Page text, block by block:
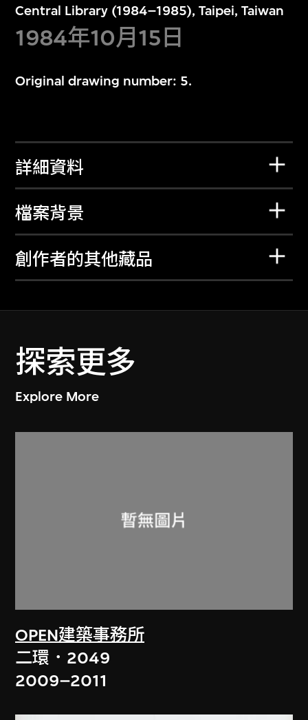
Central Library (1984–1985), Taipei, Taiwan
1984年10月15日
Original drawing number: 5.
詳細資料
檔案背景
創作者的其他藏品
探索更多
Explore More
OPEN建築事務所
二環．2049
2009–2011